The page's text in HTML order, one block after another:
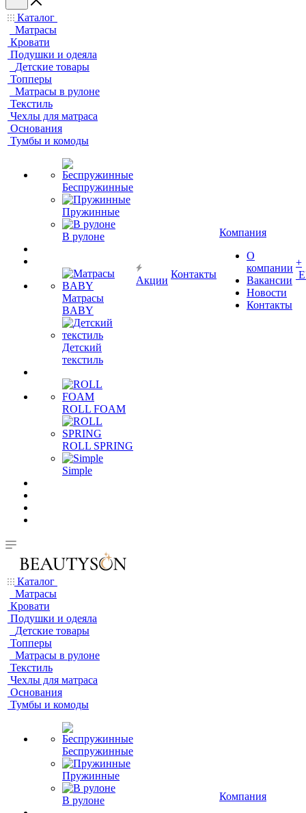
Каталог
Матрасы
Кровати
Подушки и одеяла
Детские товары
Топперы
Матрасы в рулоне
Текстиль
Чехлы для матраса
Основания
Тумбы и комоды
Беспружинные
Пружинные
В рулоне
Матрасы
BABY
Детский
текстиль
ROLL FOAM
ROLL SPRING
Simple
Акции
Контакты
Компания
О
компании
Вакансии
Новости
Контакты
+
Каталог
Матрасы
Кровати
Подушки и одеяла
Детские товары
Топперы
Матрасы в рулоне
Текстиль
Чехлы для матраса
Основания
Тумбы и комоды
Беспружинные
Пружинные
В рулоне
Компания